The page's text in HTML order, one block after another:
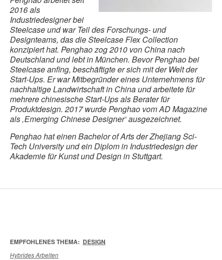
2016 als
Industriedesigner bei
Steelcase und war Teil des Forschungs- und
Designteams, das die Steelcase Flex Collection
konzipiert hat. Penghao zog 2010 von China nach
Deutschland und lebt in München. Bevor Penghao bei
Steelcase anfing, beschäftigte er sich mit der Welt der
Start-Ups. Er war Mitbegründer eines Unternehmens für
nachhaltige Landwirtschaft in China und arbeitete für
mehrere chinesische Start-Ups als Berater für
Produktdesign. 2017 wurde Penghao vom AD Magazine
als ‚Emerging Chinese Designer’ ausgezeichnet.
Penghao hat einen Bachelor of Arts der Zhejiang Sci-
Tech University und ein Diplom in Industriedesign der
Akademie für Kunst und Design in Stuttgart.
EMPFOHLENES THEMA: DESIGN
Hybrides Arbeiten